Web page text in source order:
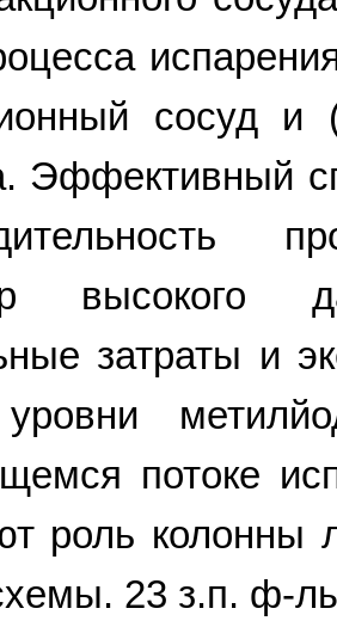
сосуд и
Эффективный
высокого
затраты и
потоке
роль колонны
23 з.п. ф-